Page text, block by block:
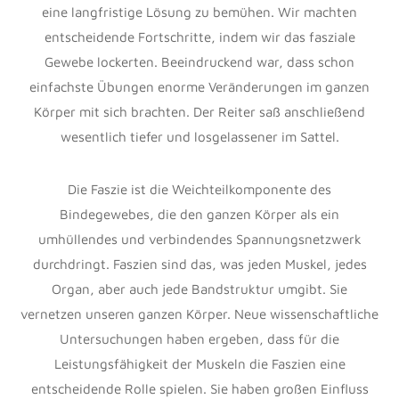
eine langfristige Lösung zu bemühen. Wir machten
entscheidende Fortschritte, indem wir das fasziale
Gewebe lockerten. Beeindruckend war, dass schon
einfachste Übungen enorme Veränderungen im ganzen
Körper mit sich brachten. Der Reiter saß anschließend
wesentlich tiefer und losgelassener im Sattel.
Die Faszie ist die Weichteilkomponente des
Bindegewebes, die den ganzen Körper als ein
umhüllendes und verbindendes Spannungsnetzwerk
durchdringt. Faszien sind das, was jeden Muskel, jedes
Organ, aber auch jede Bandstruktur umgibt. Sie
vernetzen unseren ganzen Körper. Neue wissenschaftliche
Untersuchungen haben ergeben, dass für die
Leistungsfähigkeit der Muskeln die Faszien eine
entscheidende Rolle spielen. Sie haben großen Einfluss